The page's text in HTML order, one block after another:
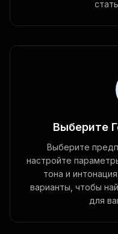
Выберите
Выберите
настройте
тона и
варианты, чтобы
для